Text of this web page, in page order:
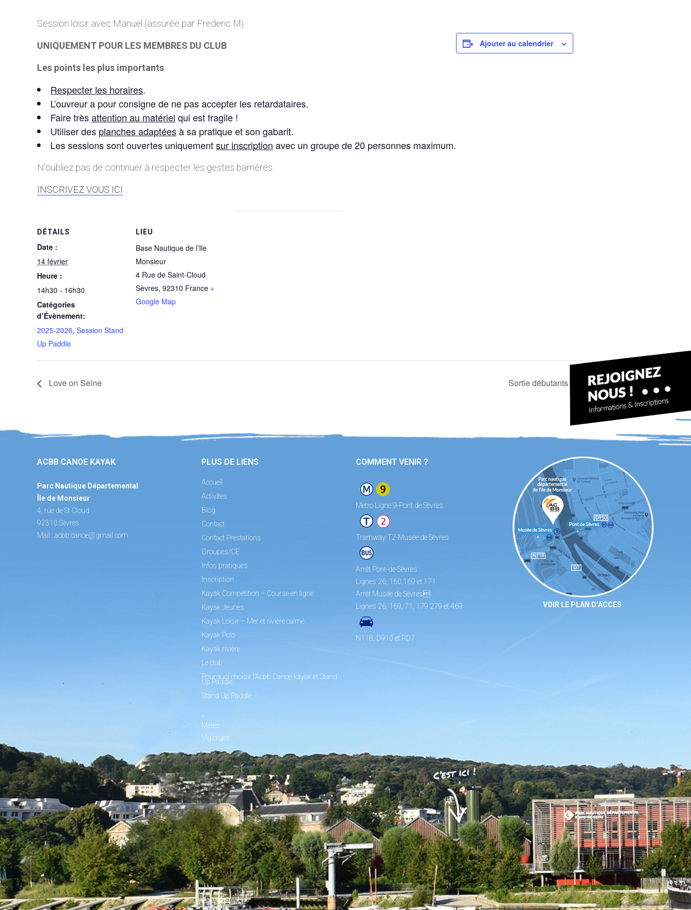
Session loisir avec Manuel (assurée par Frederic M)
UNIQUEMENT POUR LES MEMBRES DU CLUB
Les points les plus importants:
Respecter les horaires.
L’ouvreur a pour consigne de ne pas accepter les retardataires.
Faire trèsattention au matériel qui est fragile !
Utiliser des planches adaptéesà sa pratique et son gabarit.
Les sessions sont ouvertes uniquementsur inscription avec un groupe de 20 personnes maximum.
N’oubliez pas de continuer à respecter les gestes barrières.
INSCRIVEZ VOUS ICI
Ajouter au calendrier
DÉTAILS
Date :
14 février
Heure :
14h30 - 16h30
Catégories
d’Évènement:
2025-2026, Session Stand
Up Paddle
LIEU
Base Nautique de l’Ile
Monsieur
4 Rue de Saint-Cloud
Sèvres, 92310 France +
Google Map
Love on Seine Sortie débutants (ou pas) Eaux vives
ACBB CANOE KAYAK
Parc Nautique Départemental
Île de Monsieur
4, rue de St Cloud
92310 Sèvres
Mail : acbb.canoe@gmail.com
PLUS DE LIENS
Accueil
Activités
Blog
Contact
Contact Prestations
Groupes/CE
Infos pratiques
Inscription
Kayak Compétition – Course en ligne
Kayak Jeunes
Kayak Loisir – Mer et rivière calme
Kayak Polo
Kayak rivière
Le club
Pourquoi choisir l’Acbb Canoe-kayak et Stand
Up Paddle
Stand Up Paddle
Météo
Vigicrues
COMMENT VENIR ?
Metro Ligne 9-Pont de Sèvres
Tramway T2-Musée de Sèvres
Arrêt Pont-de-Sèvres
Lignes 26, 160,169 et 171
Arrêt Musée de Sèvres
Lignes 26, 169, 71, 179 279 et 469
N118, D910 et RD7
VOIR LE PLAN D’ACCES